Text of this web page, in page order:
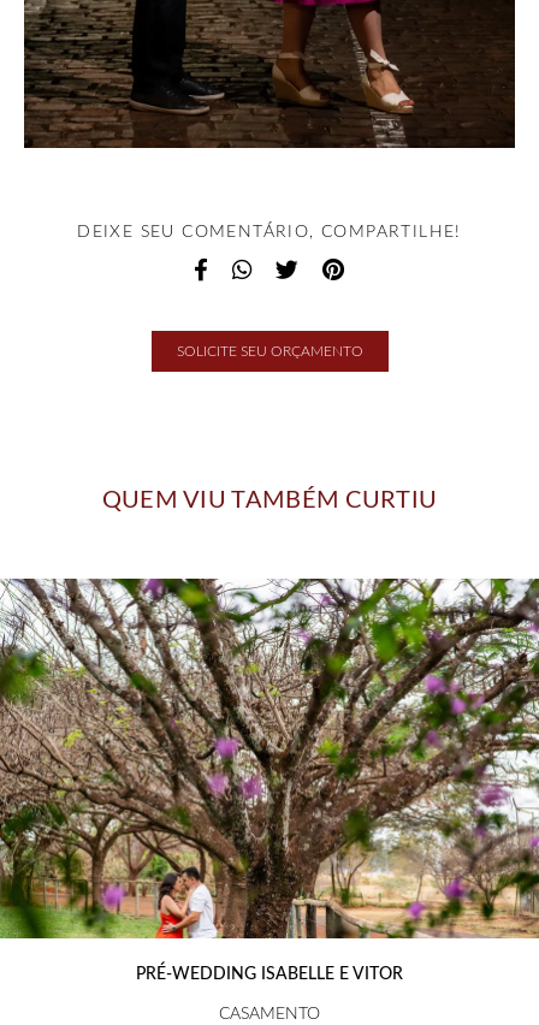
DEIXE SEU COMENTÁRIO, COMPARTILHE!
SOLICITE SEU ORÇAMENTO
QUEM VIU TAMBÉM CURTIU
PRÉ-WEDDING ISABELLE E VITOR
CASAMENTO